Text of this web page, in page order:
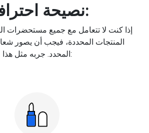
نصيحة احترافية:
إذا كنت لا تتعامل مع جميع مستحضرات
المنتجات المحددة، فيجب أن يصور
المحدد. جربه مثل هذا: